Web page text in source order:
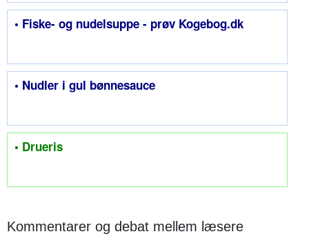
• Fiske- og nudelsuppe - prøv Kogebog.dk
• Nudler i gul bønnesauce
• Drueris
Kommentarer og debat mellem læsere